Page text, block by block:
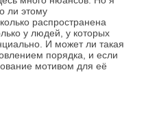
ли этому
распространена
у людей, у которых
И может ли такая
порядка, и если
мотивом для её